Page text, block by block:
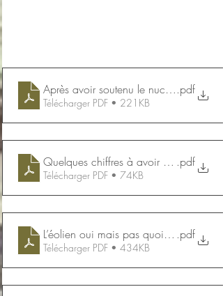
Après avoir soutenu le nucléaire et la
.pdf
Télécharger PDF • 221KB
Quelques chiffres à avoir en tête glanés
.pdf
Télécharger PDF • 74KB
L’éolien oui mais pas quoiqu’il en
.pdf
Télécharger PDF • 434KB